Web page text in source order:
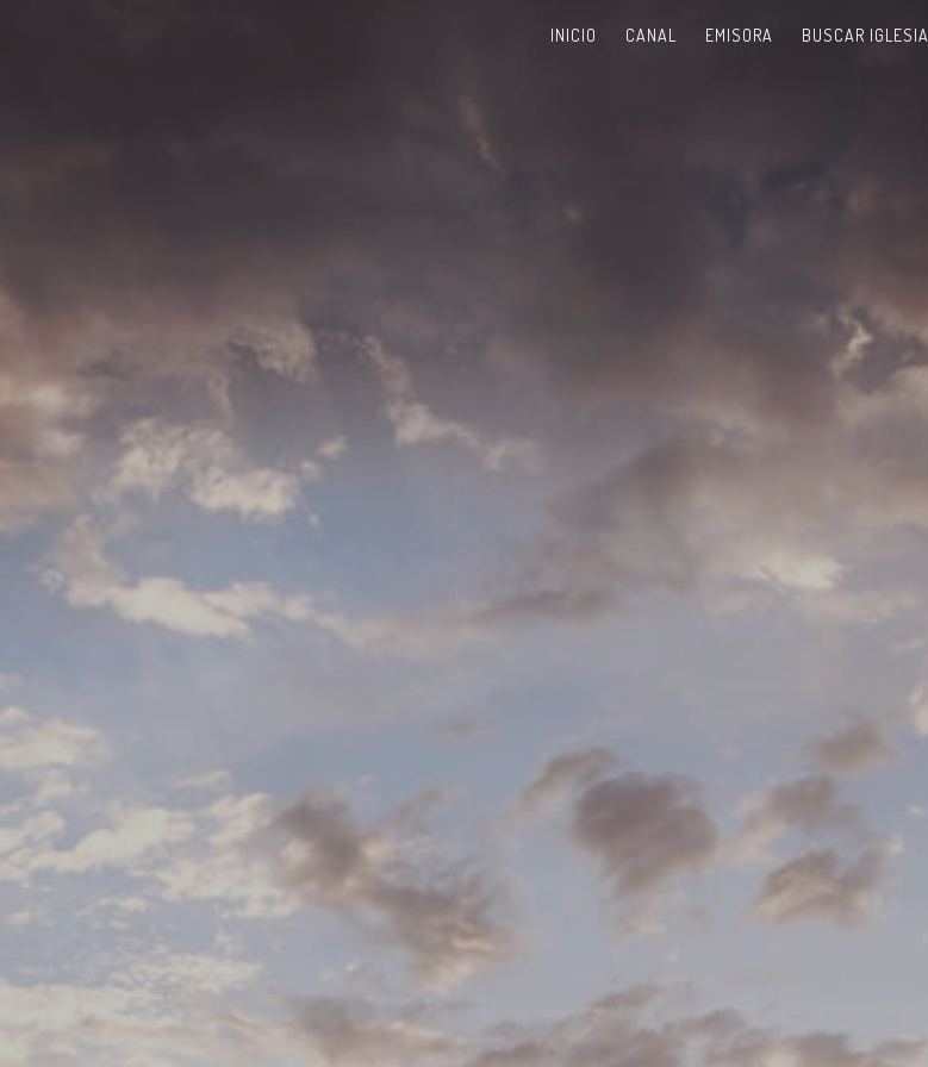
INICIO CANAL EMISORA BUSCAR IGLESIA